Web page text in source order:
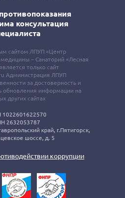
консультация
сайтом ЛПУП «Центр
– Санаторий «Лесная
только сайт
Администрация ЛПУП
за достоверность и
обновления информации на
других сайтах
1022601622570
2632053787
край, г.Пятигорск,
шоссе, д. 5
коррупции